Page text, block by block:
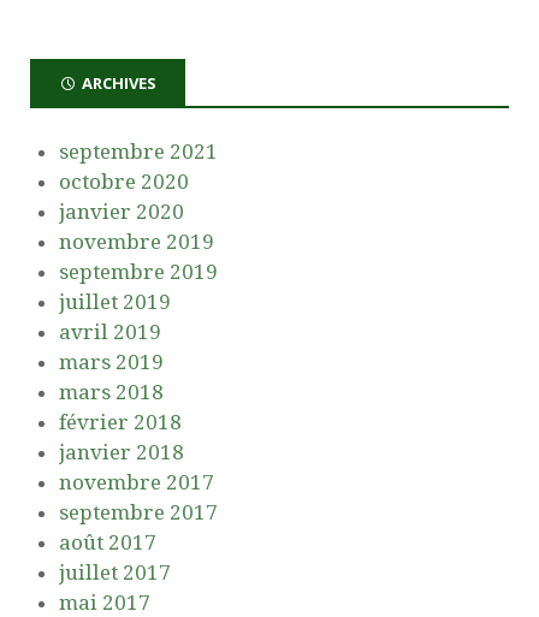
ARCHIVES
septembre 2021
octobre 2020
janvier 2020
novembre 2019
septembre 2019
juillet 2019
avril 2019
mars 2019
mars 2018
février 2018
janvier 2018
novembre 2017
septembre 2017
août 2017
juillet 2017
mai 2017